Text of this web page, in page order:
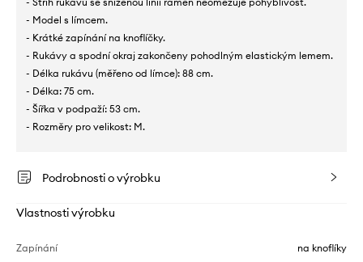
- Model s límcem.
- Krátké zapínání na knoflíčky.
- Rukávy a spodní okraj zakončeny pohodlným elastickým lemem.
- Délka rukávu (měřeno od límce): 88 cm.
- Délka: 75 cm.
- Šířka v podpaží: 53 cm.
- Rozměry pro velikost: M.
Podrobnosti o výrobku
Vlastnosti výrobku
Zapínání na knoflíky